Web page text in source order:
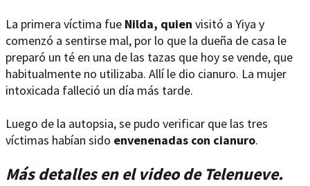
La primera víctima fue Nilda, quien visitó a Yiya y
comenzó a sentirse mal, por lo que la dueña de casa le
preparó un té en una de las tazas que hoy se vende, que
habitualmente no utilizaba. Allí le dio cianuro. La mujer
intoxicada falleció un día más tarde.
Luego de la autopsia, se pudo verificar que las tres
víctimas habían sido envenenadas con cianuro.
Más detalles en el video de Telenueve.